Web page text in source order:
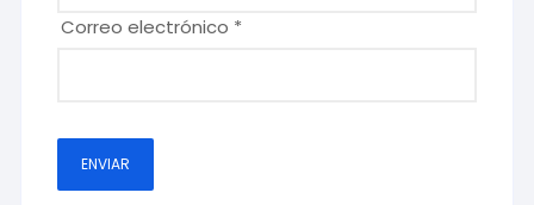
Correo electrónico *